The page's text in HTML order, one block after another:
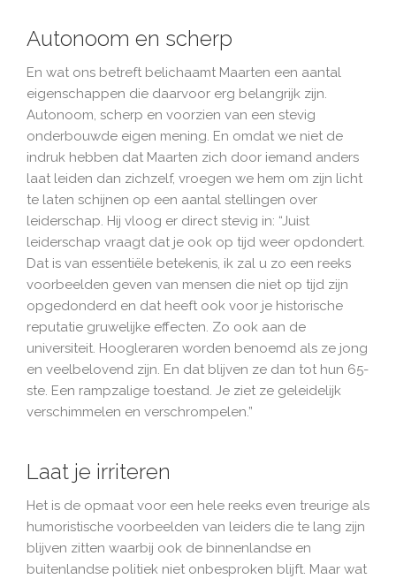
Autonoom en scherp
En wat ons betreft belichaamt Maarten een aantal
eigenschappen die daarvoor erg belangrijk zijn.
Autonoom, scherp en voorzien van een stevig
onderbouwde eigen mening. En omdat we niet de
indruk hebben dat Maarten zich door iemand anders
laat leiden dan zichzelf, vroegen we hem om zijn licht
te laten schijnen op een aantal stellingen over
leiderschap. Hij vloog er direct stevig in: “Juist
leiderschap vraagt dat je ook op tijd weer opdondert.
Dat is van essentiële betekenis, ik zal u zo een reeks
voorbeelden geven van mensen die niet op tijd zijn
opgedonderd en dat heeft ook voor je historische
reputatie gruwelijke effecten. Zo ook aan de
universiteit. Hoogleraren worden benoemd als ze jong
en veelbelovend zijn. En dat blijven ze dan tot hun 65-
ste. Een rampzalige toestand. Je ziet ze geleidelijk
verschimmelen en verschrompelen.”
Laat je irriteren
Het is de opmaat voor een hele reeks even treurige als
humoristische voorbeelden van leiders die te lang zijn
blijven zitten waarbij ook de binnenlandse en
buitenlandse politiek niet onbesproken blijft. Maar wat